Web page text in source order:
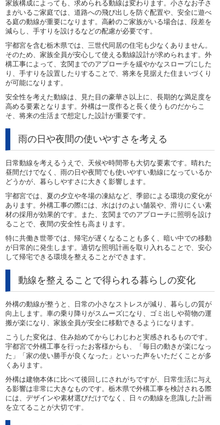
家族構成によっても、求められる動線は変わります。小さなお子さ
まがいるご家庭では、道路への飛び出しを防ぐ配置や、安全に遊べ
る庭の動線が重要になります。高齢のご家族がいる場合は、段差を
減らし、手すりを設けるなどの配慮が必要です。
宇都宮を含む栃木県では、三世代同居の住宅も少なくありません。
そのため、家族全員が安心して使える動線設計が求められます。外
構工事によって、玄関までのアプローチを緩やかなスロープにした
り、手すりを設置したりすることで、将来を見据えた住まいづくり
が可能になります。
安全性を考えた動線は、見た目の豪華さ以上に、長期的な満足度を
高める要素となります。外構は一度作ると長く使うものだからこ
そ、将来の生活まで想定した設計が重要です。
雨の日や夜間の使いやすさを考える
日常動線を考えるうえで、天候や時間帯も大切な要素です。晴れた
昼間だけでなく、雨の日や夜間でも使いやすい動線になっているか
どうかが、暮らしやすさに大きく影響します。
宇都宮では、夏の夕立や冬場の凍結など、季節による環境の変化が
あります。外構工事の際には、水はけのよい舗装や、滑りにくい素
材の採用が効果的です。また、玄関までのアプローチに照明を設け
ることで、夜間の安全性も高まります。
特に共働き世帯では、帰宅が遅くなることも多く、暗い中での移動
が日常的に発生します。適切な照明計画を取り入れることで、安心
して帰宅できる環境を整えることができます。
動線を整えることで得られる暮らしの変化
外構の動線が整うと、日常の小さなストレスが減り、暮らしの質が
向上します。車の乗り降りがスムーズになり、ゴミ出しや荷物の運
搬が楽になり、家族全員が安全に移動できるようになります。
こうした変化は、住み始めてからじわじわと実感されるものです。
宇都宮で外構工事を行ったお客様からも、「毎日の動きが楽になっ
た」「家の使い勝手が良くなった」といった声をいただくことが多
くあります。
外構は建物本体に比べて後回しにされがちですが、日常生活に与え
る影響は非常に大きなものです。栃木県で外構工事を検討される際
には、デザインや素材選びだけでなく、日々の動線を意識した計画
を立てることが大切です。